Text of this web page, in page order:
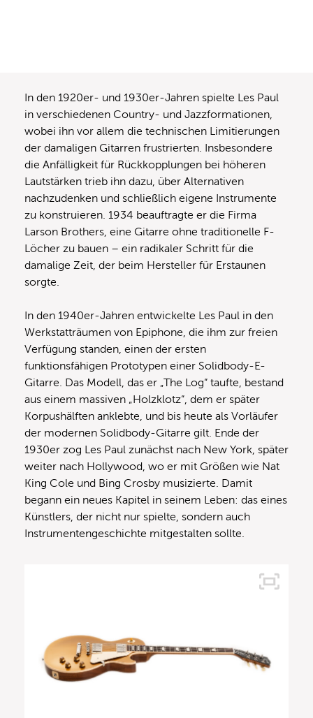
In den 1920er- und 1930er-Jahren spielte Les Paul
in verschiedenen Country- und Jazzformationen,
wobei ihn vor allem die technischen Limitierungen
der damaligen Gitarren frustrierten. Insbesondere
die Anfälligkeit für Rückkopplungen bei höheren
Lautstärken trieb ihn dazu, über Alternativen
nachzudenken und schließlich eigene Instrumente
zu konstruieren. 1934 beauftragte er die Firma
Larson Brothers, eine Gitarre ohne traditionelle F-
Löcher zu bauen – ein radikaler Schritt für die
damalige Zeit, der beim Hersteller für Erstaunen
sorgte.
In den 1940er-Jahren entwickelte Les Paul in den
Werkstatträumen von Epiphone, die ihm zur freien
Verfügung standen, einen der ersten
funktionsfähigen Prototypen einer Solidbody-E-
Gitarre. Das Modell, das er „The Log“ taufte, bestand
aus einem massiven „Holzklotz“, dem er später
Korpushälften anklebte, und bis heute als Vorläufer
der modernen Solidbody-Gitarre gilt. Ende der
1930er zog Les Paul zunächst nach New York, später
weiter nach Hollywood, wo er mit Größen wie Nat
King Cole und Bing Crosby musizierte. Damit
begann ein neues Kapitel in seinem Leben: das eines
Künstlers, der nicht nur spielte, sondern auch
Instrumentengeschichte mitgestalten sollte.